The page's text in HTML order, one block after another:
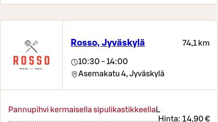
Rosso, Jyväskylä 74,1 km
10:30 - 14:00
Asemakatu 4, Jyväskylä
Pannupihvi kermaisella sipulikastikkeella L
Hinta: 14,90 €